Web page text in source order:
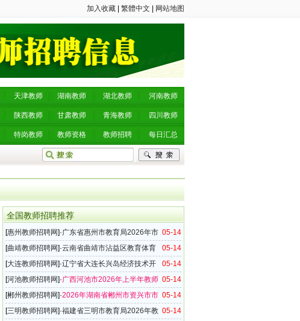
加入收藏 繁體中文 网站地图
天津教师 湖南教师 湖北教师 河南教师
陕西教师 甘肃教师 青海教师 四川教师
特岗教师 教师资格 教师招聘 每日汇总
全国教师招聘推荐
05-14
[惠州教师招聘网]·广东省惠州市教育局2026年市
直公办中小学教师招聘199名公告
05-14
[曲靖教师招聘网]·云南省曲靖市沾益区教育体育
系统所属部分学校2026年第三次教师招聘公告
05-14
[大连教师招聘网]·辽宁省大连长兴岛经济技术开
发区教育系统2026年第一批次教师招聘16名公告 05-14
[河池教师招聘网]·广西河池市2026年上半年教师
招聘147名公告
05-14
[郴州教师招聘网]·2026年湖南省郴州市资兴市市
直学校编制内教师招聘15名公告
05-14
[三明教师招聘网]·福建省三明市教育局2026年教